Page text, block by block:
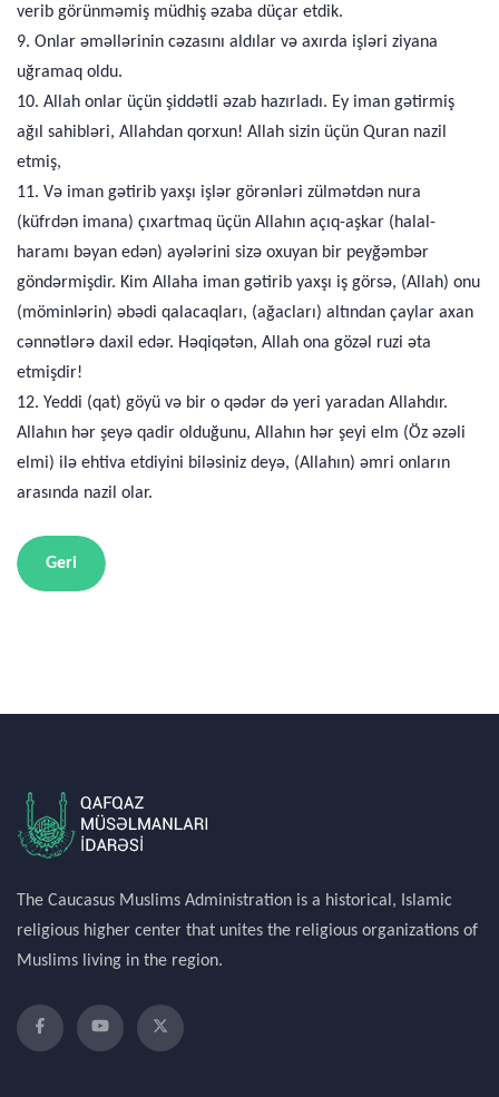
verib görünməmiş müdhiş əzaba düçar etdik.
9. Onlar əməllərinin cəzasını aldılar və axırda işləri ziyana
uğramaq oldu.
10. Allah onlar üçün şiddətli əzab hazırladı. Ey iman gətirmiş
ağıl sahibləri, Allahdan qorxun! Allah sizin üçün Quran nazil
etmiş,
11. Və iman gətirib yaxşı işlər görənləri zülmətdən nura
(küfrdən imana) çıxartmaq üçün Allahın açıq-aşkar (halal-
haramı bəyan edən) ayələrini sizə oxuyan bir peyğəmbər
göndərmişdir. Kim Allaha iman gətirib yaxşı iş görsə, (Allah) onu
(möminlərin) əbədi qalacaqları, (ağacları) altından çaylar axan
cənnətlərə daxil edər. Həqiqətən, Allah ona gözəl ruzi əta
etmişdir!
12. Yeddi (qat) göyü və bir o qədər də yeri yaradan Allahdır.
Allahın hər şeyə qadir olduğunu, Allahın hər şeyi elm (Öz əzəli
elmi) ilə ehtiva etdiyini biləsiniz deyə, (Allahın) əmri onların
arasında nazil olar.
Geri
The Caucasus Muslims Administration is a historical, Islamic
religious higher center that unites the religious organizations of
Muslims living in the region.